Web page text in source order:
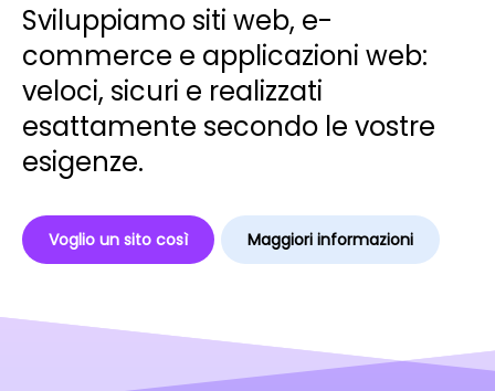
Sviluppiamo siti web, e-
commerce e applicazioni web:
veloci, sicuri e realizzati
esattamente secondo le vostre
esigenze.
Voglio un sito così Maggiori informazioni